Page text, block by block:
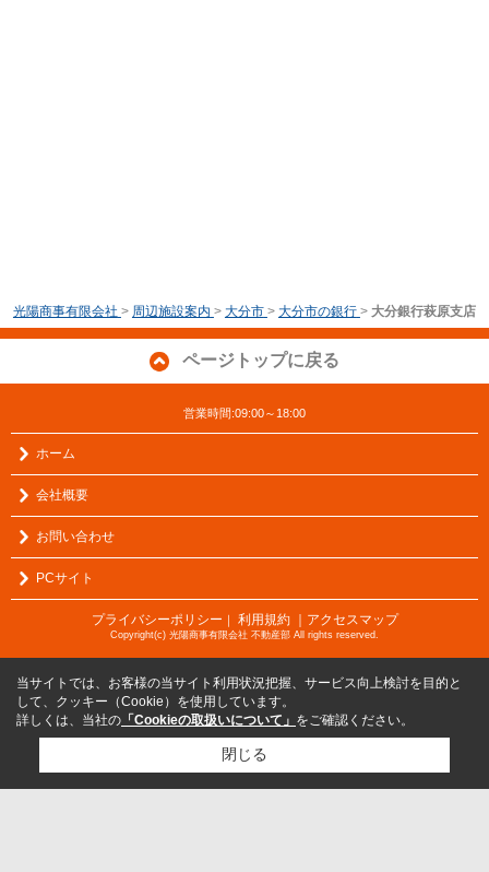
光陽商事有限会社 > 周辺施設案内 > 大分市 > 大分市の銀行 > 大分銀行萩原支店
ページトップに戻る
営業時間:09:00～18:00
ホーム
会社概要
お問い合わせ
PCサイト
プライバシーポリシー ｜ 利用規約 ｜アクセスマップ
Copyright(c) 光陽商事有限会社 不動産部 All rights reserved.
当サイトでは、お客様の当サイト利用状況把握、サービス向上検討を目的と
して、クッキー（Cookie）を使用しています。
詳しくは、当社の 「Cookieの取扱いについて」 をご確認ください。
閉じる